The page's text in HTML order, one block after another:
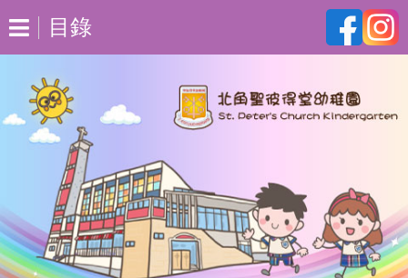
目錄